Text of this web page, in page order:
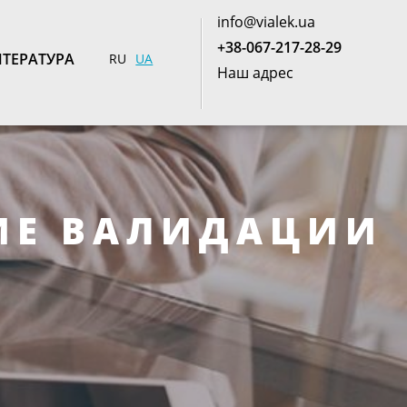
RU UA
info@vialek.ua
+38-067-217-28-29
Наш адрес
ВАЛИДАЦИИ